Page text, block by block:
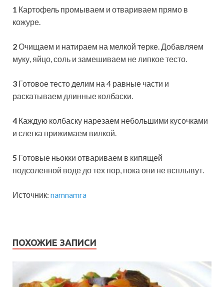
1 Картофель промываем и отвариваем прямо в
кожуре.
2Очищаем и натираем на мелкой терке. Добавляем
муку, яйцо, соль и замешиваем не липкое тесто.
3 Готовое тесто делим на 4 равные части и
раскатываем длинные колбаски.
4 Каждую колбаску нарезаем небольшими кусочками
и слегка прижимаем вилкой.
5 Готовые ньокки отвариваем в кипящей
подсоленной воде до тех пор, пока они не всплывут.
Источник: namnamra
ПОХОЖИЕ ЗАПИСИ